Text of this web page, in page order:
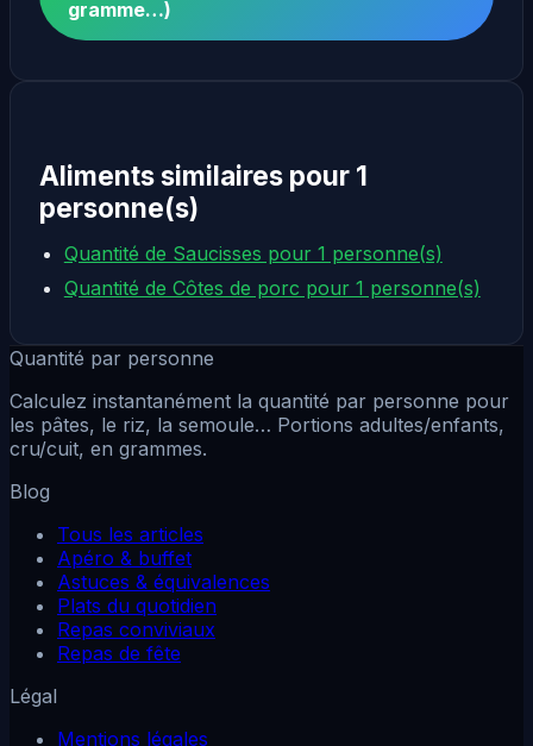
gramme…)
Aliments similaires pour 1
personne(s)
Quantité de Saucisses pour 1 personne(s)
Quantité de Côtes de porc pour 1 personne(s)
Quantité par personne
Calculez instantanément la quantité par personne pour
les pâtes, le riz, la semoule… Portions adultes/enfants,
cru/cuit, en grammes.
Blog
Tous les articles
Apéro & buffet
Astuces & équivalences
Plats du quotidien
Repas conviviaux
Repas de fête
Légal
Mentions légales